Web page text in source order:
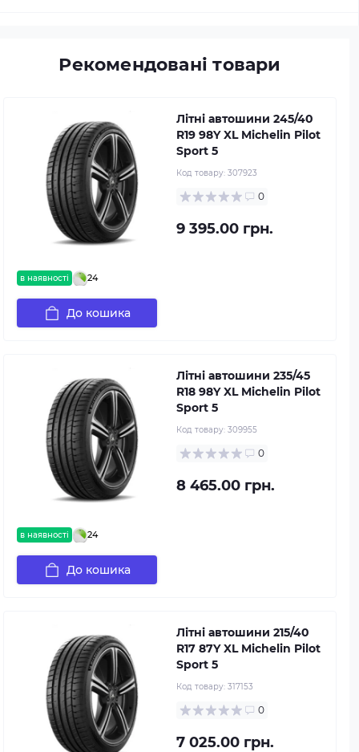
Рекомендовані товари
в наявності 24
Літні автошини 245/40
R19 98Y XL Michelin Pilot
Sport 5
Код товару: 307923
0
9 395.00 грн.
До кошика
в наявності 24
Літні автошини 235/45
R18 98Y XL Michelin Pilot
Sport 5
Код товару: 309955
0
8 465.00 грн.
До кошика
Літні автошини 215/40
R17 87Y XL Michelin Pilot
Sport 5
Код товару: 317153
0
7 025.00 грн.